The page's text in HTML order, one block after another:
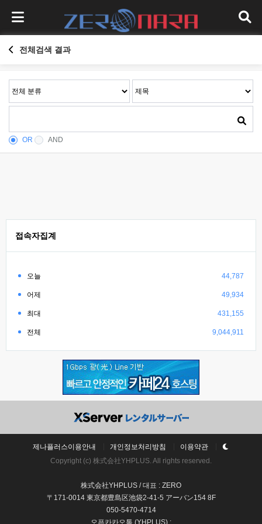
전체검색 결과
OR AND
접속자집계
오늘 44,787
어제 49,934
최대 431,155
전체 9,044,911
제나플러스이용안내 개인정보처리방침
이용약관
Copyright (c) 株式会社YHPLUS. All rights reserved.
株式会社YHPLUS / 대표 : ZERO
〒171-0014 東京都豊島区池袋2-41-5 アーバン154 8F
050-5470-4714
오픈카카오톡 (YHPLUS) :